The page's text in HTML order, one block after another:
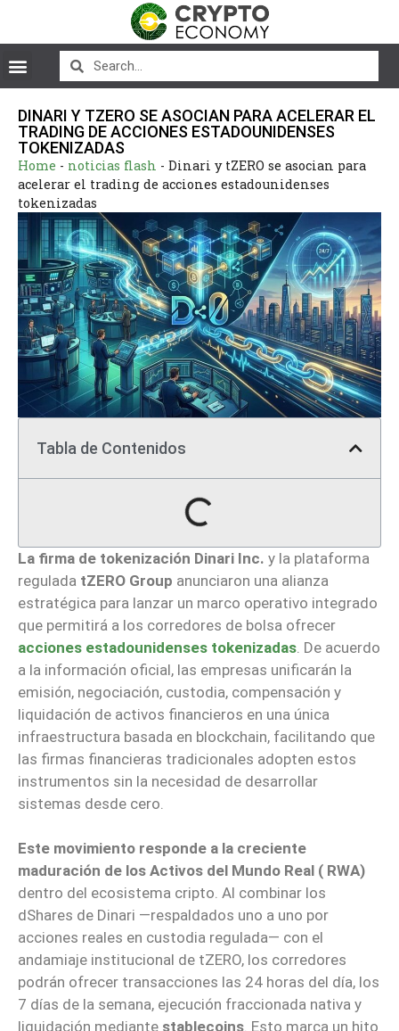
DINARI Y TZERO SE ASOCIAN PARA ACELERAR EL
TRADING DE ACCIONES ESTADOUNIDENSES
TOKENIZADAS
Home - noticias flash - Dinari y tZERO se asocian para
acelerar el trading de acciones estadounidenses
tokenizadas
Tabla de Contenidos
La firma de tokenización Dinari Inc. y la plataforma
regulada tZERO Group anunciaron una alianza
estratégica para lanzar un marco operativo integrado
que permitirá a los corredores de bolsa ofrecer
acciones estadounidenses tokenizadas . De acuerdo
a la información oficial, las empresas unificarán la
emisión, negociación, custodia, compensación y
liquidación de activos financieros en una única
infraestructura basada en blockchain, facilitando que
las firmas financieras tradicionales adopten estos
instrumentos sin la necesidad de desarrollar
sistemas desde cero.
Este movimiento responde a la creciente
maduración de los Activos del Mundo Real ( RWA)
dentro del ecosistema cripto. Al combinar los
dShares de Dinari —respaldados uno a uno por
acciones reales en custodia regulada— con el
andamiaje institucional de tZERO, los corredores
podrán ofrecer transacciones las 24 horas del día, los
7 días de la semana, ejecución fraccionada nativa y
liquidación mediante stablecoins. Esto marca un hito